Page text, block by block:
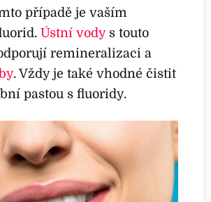
případě je vaším
Ústní vodys touto
remineralizaci a
. Vždy je také vhodné čistit
pastou s fluoridy.